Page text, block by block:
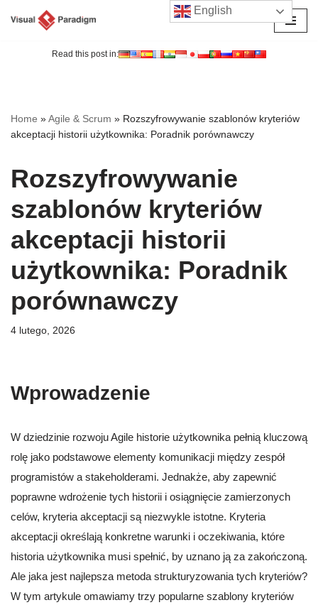
Read this post in:
Home »Agile & Scrum » Rozszyfrowywanie szablonów kryteriów
akceptacji historii użytkownika: Poradnik porównawczy
Rozszyfrowywanie
szablonów kryteriów
akceptacji historii
użytkownika: Poradnik
porównawczy
4 lutego, 2026
Wprowadzenie
W dziedzinie rozwoju Agile historie użytkownika pełnią kluczową
rolę jako podstawowe elementy komunikacji między zespół
programistów a stakeholderami. Jednakże, aby zapewnić
poprawne wdrożenie tych historii i osiągnięcie zamierzonych
celów, kryteria akceptacji są niezwykle istotne. Kryteria
akceptacji określają konkretne warunki i oczekiwania, które
historia użytkownika musi spełnić, by uznano ją za zakończoną.
Ale jaka jest najlepsza metoda strukturyzowania tych kryteriów?
W tym artykule omawiamy trzy popularne szablony kryteriów
English